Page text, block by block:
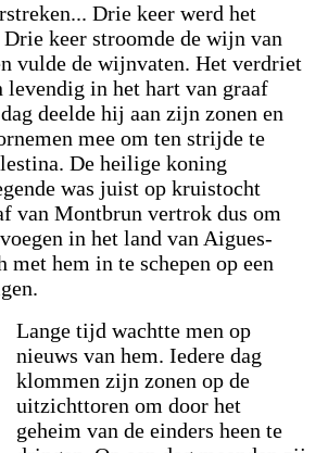
Drie keer werd het
keer stroomde de wijn van
vulde de wijnvaten. Het verdriet
levendig in het hart van graaf
deelde hij aan zijn zonen en
mee om ten strijde te
De heilige koning
was juist op kruistocht
van Montbrun vertrok dus om
in het land van Aigues-
met hem in te schepen op een
Lange tijd wachtte men op
nieuws van hem. Iedere dag
klommen zijn zonen op de
uitzichttoren om door het
geheim van de einders heen te